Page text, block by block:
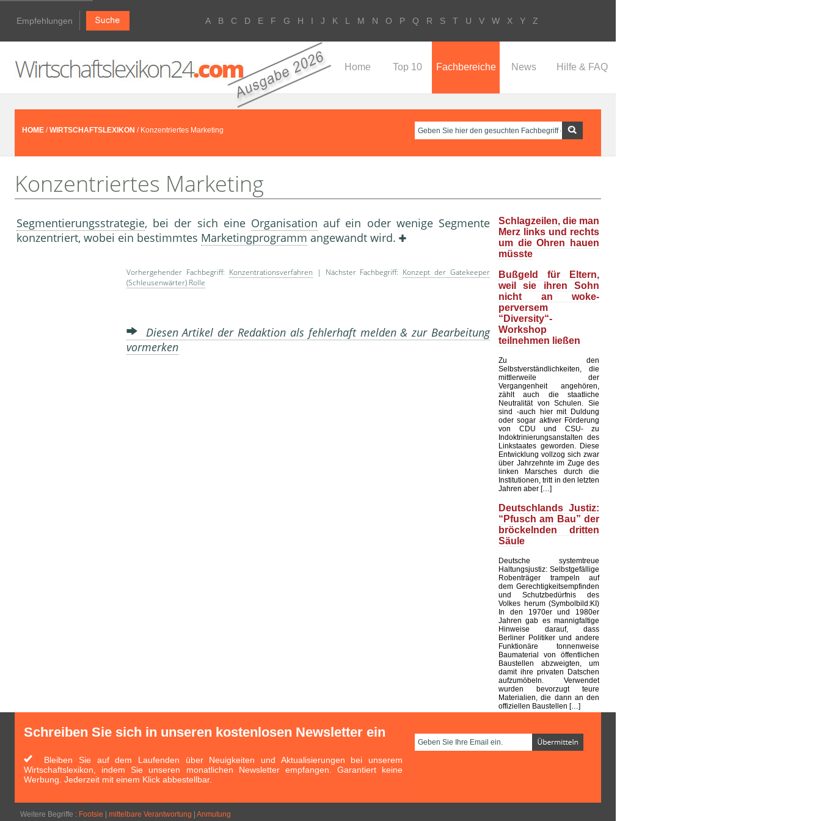
Empfehlungen A B C D E F G H I J K L M N O P Q R S T U V W X Y Z
Home Top 10 Fachbereiche News Hilfe & FAQ
HOME /WIRTSCHAFTSLEXIKON / Konzentriertes Marketing
Konzentriertes Marketing
Segmentierungsstrategie, bei der sich eine Organisation auf ein oder wenige Segmente
konzentriert, wobei ein bestimmtes Marketingprogramm angewandt wird.
Vorhergehender Fachbegriff: Konzentrationsverfahren | Nächster Fachbegriff: Konzept der Gatekeeper
(Schleusenwärter) Rolle
Diesen Artikel der Redaktion als fehlerhaft melden & zur Bearbeitung
vormerken
Schlagzeilen, die man
Merz links und rechts
um die Ohren hauen
müsste
Bußgeld für Eltern,
weil sie ihren Sohn
nicht an woke-
perversem
“Diversity“-
Workshop
teilnehmen ließen
Zu den
Selbstverständlichkeiten, die
mittlerweile der
Vergangenheit angehören,
zählt auch die staatliche
Neutralität von Schulen. Sie
sind -auch hier mit Duldung
oder sogar aktiver Förderung
von CDU und CSU- zu
Indoktrinierungsanstalten des
Linkstaates geworden. Diese
Entwicklung vollzog sich zwar
über Jahrzehnte im Zuge des
linken Marsches durch die
Institutionen, tritt in den letzten
Jahren aber […]
Deutschlands Justiz:
“Pfusch am Bau” der
bröckelnden dritten
Säule
Deutsche systemtreue
Haltungsjustiz: Selbstgefällige
Robenträger trampeln auf
dem Gerechtigkeitsempfinden
und Schutzbedürfnis des
Volkes herum (Symbolbild:KI)
In den 1970er und 1980er
Jahren gab es mannigfaltige
Hinweise darauf, dass
Berliner Politiker und andere
Funktionäre tonnenweise
Baumaterial von öffentlichen
Baustellen abzweigten, um
damit ihre privaten Datschen
aufzumöbeln. Verwendet
wurden bevorzugt teure
Materialien, die dann an den
offiziellen Baustellen […]
Schreiben Sie sich in unseren kostenlosen Newsletter ein
Bleiben Sie auf dem Laufenden über Neuigkeiten und Aktualisierungen bei unserem
Wirtschaftslexikon, indem Sie unseren monatlichen Newsletter empfangen. Garantiert keine
Werbung. Jederzeit mit einem Klick abbestellbar.
Weitere Begriffe : Footsie mittelbare Verantwortung Anmutung